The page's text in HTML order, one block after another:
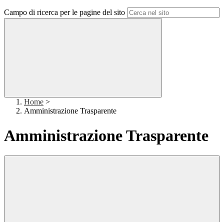
Campo di ricerca per le pagine del sito
Home >
Amministrazione Trasparente
Amministrazione Trasparente